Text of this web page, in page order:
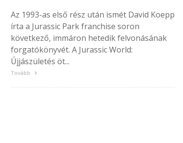
Az 1993-as első rész után ismét David Koepp
írta a Jurassic Park franchise soron
következő, immáron hetedik felvonásának
forgatókönyvét. A Jurassic World:
Újjászületés öt...
Tovább